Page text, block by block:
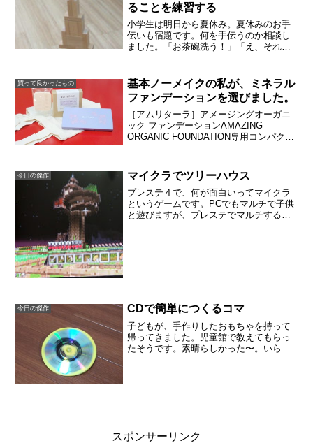
ることを練習する
小学生は明日から夏休み。夏休みのお手
伝いも宿題です。何を手伝うのか相談し
ました。「お茶碗洗う！」「え、それは
しょ。」多少の食い違いがありながら
も、毎日のお手伝いを決めま...
買って良かったもの
基本ノーメイクの私が、ミネラル
ファンデーションを選びました。
［アムリターラ］アメージングオーガニ
ック ファンデーションAMAZING
ORGANIC FOUNDATION専用コンパクト
に）。私は内勤ばかりで毎日のメイクは
してませ...
今日の傑作 マイクラでツリーハウス
プレステ４で、何が面白いってマイクラ
というゲームです。PCでもマルチで子供
と遊びますが、プレステでマルチする方
今日の傑作 CDで簡単につくるコマ
子どもが、手作りしたおもちゃを持って
帰ってきました。児童館で教えてもらっ
たそうです。素晴らしかった〜。いらな
スポンサーリンク